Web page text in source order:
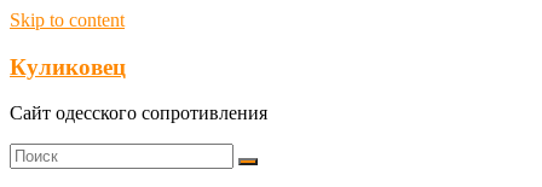
Skip to content
Куликовец
Сайт одесского сопротивления